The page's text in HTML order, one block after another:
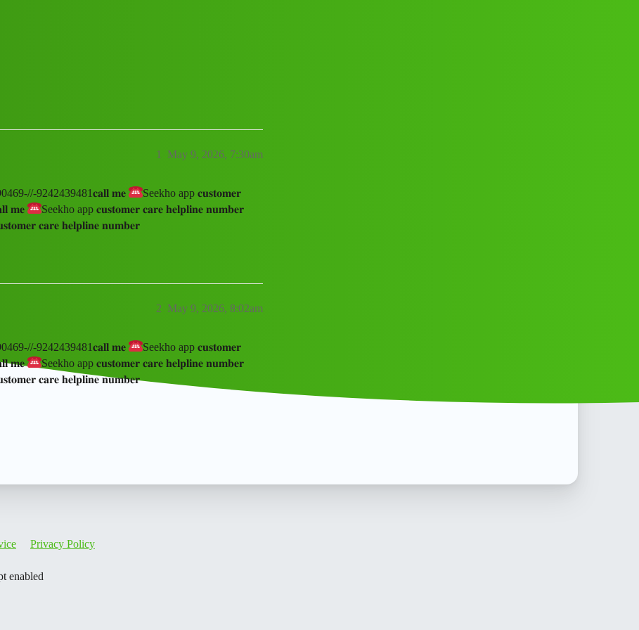
May 9, 2026, 7:30am
1
9242439481𝐜𝐚𝐥𝐥 𝐦𝐞
Seekho app 𝐜𝐮𝐬𝐭𝐨𝐦𝐞𝐫
𝐦𝐞
Seekho app 𝐜𝐮𝐬𝐭𝐨𝐦𝐞𝐫 𝐜𝐚𝐫𝐞 𝐡𝐞𝐥𝐩𝐥𝐢𝐧𝐞 𝐧𝐮𝐦𝐛𝐞𝐫
𝐜𝐚𝐫𝐞 𝐡𝐞𝐥𝐩𝐥𝐢𝐧𝐞 𝐧𝐮𝐦𝐛𝐞𝐫
May 9, 2026, 8:02am
2
9242439481𝐜𝐚𝐥𝐥 𝐦𝐞
Seekho app 𝐜𝐮𝐬𝐭𝐨𝐦𝐞𝐫
𝐦𝐞
Seekho app 𝐜𝐮𝐬𝐭𝐨𝐦𝐞𝐫 𝐜𝐚𝐫𝐞 𝐡𝐞𝐥𝐩𝐥𝐢𝐧𝐞 𝐧𝐮𝐦𝐛𝐞𝐫
𝐜𝐚𝐫𝐞 𝐡𝐞𝐥𝐩𝐥𝐢𝐧𝐞 𝐧𝐮𝐦𝐛𝐞𝐫
Privacy Policy
enabled